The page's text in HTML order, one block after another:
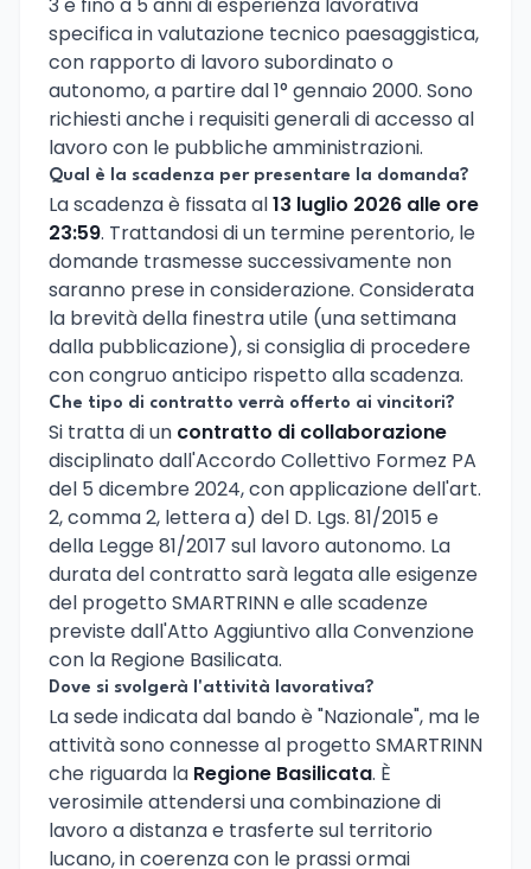
3 e fino a 5 anni di esperienza lavorativa
specifica in valutazione tecnico paesaggistica,
con rapporto di lavoro subordinato o
autonomo, a partire dal 1° gennaio 2000. Sono
richiesti anche i requisiti generali di accesso al
lavoro con le pubbliche amministrazioni.
Qual è la scadenza per presentare la domanda?
La scadenza è fissata al13 luglio 2026 alle ore
23:59. Trattandosi di un termine perentorio, le
domande trasmesse successivamente non
saranno prese in considerazione. Considerata
la brevità della finestra utile (una settimana
dalla pubblicazione), si consiglia di procedere
con congruo anticipo rispetto alla scadenza.
Che tipo di contratto verrà offerto ai vincitori?
Si tratta di un contratto di collaborazione
disciplinato dall'Accordo Collettivo Formez PA
del 5 dicembre 2024, con applicazione dell'art.
2, comma 2, lettera a) del D. Lgs. 81/2015 e
della Legge 81/2017 sul lavoro autonomo. La
durata del contratto sarà legata alle esigenze
del progetto SMARTRINN e alle scadenze
previste dall'Atto Aggiuntivo alla Convenzione
con la Regione Basilicata.
Dove si svolgerà l'attività lavorativa?
La sede indicata dal bando è "Nazionale", ma le
attività sono connesse al progetto SMARTRINN
che riguarda la Regione Basilicata. È
verosimile attendersi una combinazione di
lavoro a distanza e trasferte sul territorio
lucano, in coerenza con le prassi ormai